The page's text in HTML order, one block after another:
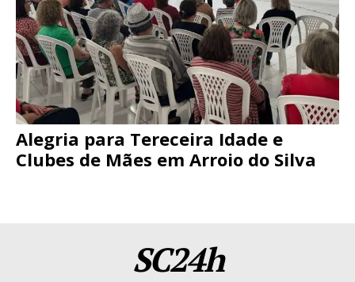
Alegria para Tereceira Idade e
Clubes de Mães em Arroio do Silva
SC24h